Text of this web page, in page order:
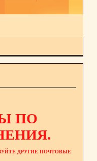
ПО
ДРУГИЕ ПОЧТОВЫЕ